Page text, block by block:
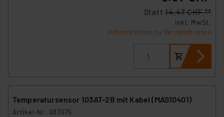
Statt14.47 CHF **
inkl. MwSt.
Informationen zu Versandkosten
Temperatursensor 103AT-2B mit Kabel (MAS10401)
Artikel-Nr. 037075